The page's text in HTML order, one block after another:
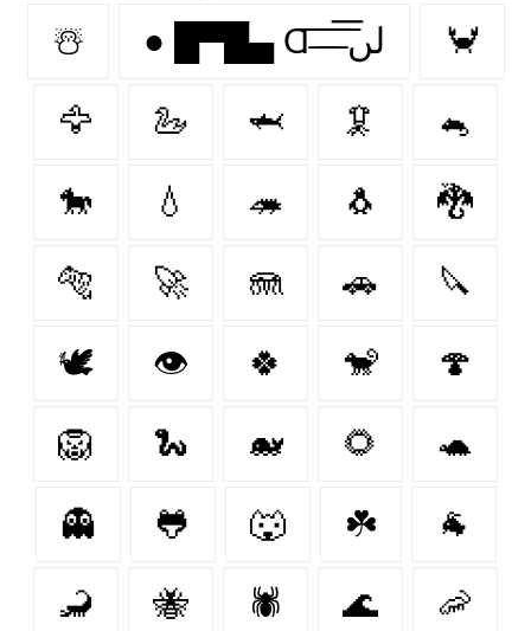
☃️ ● █▀█▄ Ɑ͞ ̶͞ ̶͞ ̶͞ لں͞ 🦀
🦅 🦢 🦈 🦑 🐁
🐎 💧 🦔 🐧 🐉
🐅 🚀 🪼 🚗 🔪
🕊️ 👁 🍀 🐒 🍄
🦁 🐍 🐋 🌻 🐢
👻 🐸 🐺 ☘️ 🐐
🦂 🐝 🕷 🌊 🦐